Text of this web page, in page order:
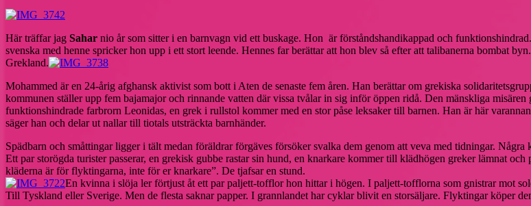
Här träffar jag Sahar nio år som sitter i en barnvagn vid ett buskage. Hon är förståndshandikappad och
svenska med henne spricker hon upp i ett stort leende. Hennes far berättar att hon blev så efter att talibanerna bombat
Grekland.
Mohammed är en 24-årig afghansk aktivist som bott i Aten de senaste fem åren. Han berättar om grekiska
kommunen ställer upp fem bajamajor och rinnande vatten där vissa tvålar in sig inför öppen ridå. Den mänskliga
funktionshindrade farbrorn Leonidas, en grek i rullstol kommer med en stor påse leksaker till barnen. Han är här
säger han och delar ut nallar till tiotals utsträckta barnhänder.
Spädbarn och småttingar ligger i tält medan föräldrar förgäves försöker svalka dem genom att veva med tidningar. Några
Ett par storögda turister passerar, en grekisk gubbe rastar sin hund, en knarkare kommer till klädhögen greker lämnat
kläderna är för flyktingarna, inte för er knarkare”. De tjafsar en stund.
En kvinna i slöja ler förtjust åt ett par paljett-tofflor hon hittar i högen. I paljett-tofflorna som gnistrar mot
Till Tyskland eller Sverige. Men de flesta saknar papper. I grannlandet har cyklar blivit en storsäljare. Flyktingar köper